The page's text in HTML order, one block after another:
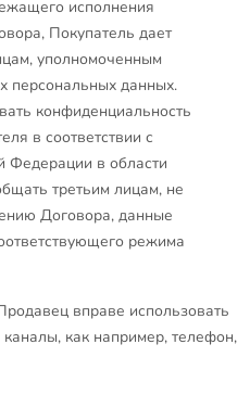
исполнения
Покупатель дает
уполномоченным
персональных данных.
конфиденциальность
в соответствии с
Федерации в области
третьим лицам, не
Договора, данные
режима
вправе использовать
как например, телефон,